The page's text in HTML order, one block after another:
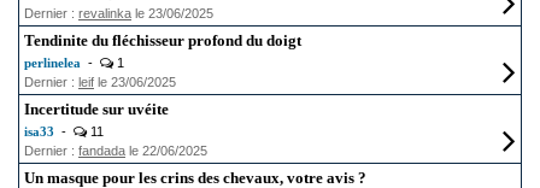
Dernier : revalinka le 23/06/2025
Tendinite du fléchisseur profond du doigt
perlinelea -
1
Dernier : leif le 23/06/2025
Incertitude sur uvéite
isa33 -
11
Dernier : fandada le 22/06/2025
Un masque pour les crins des chevaux, votre avis ?